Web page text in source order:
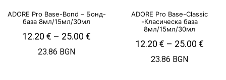
ADORE Pro Base-Bond – Бонд-
база 8мл/15мл/30мл
12.20 € – 25.00 €
23.86 BGN
ADORE Pro Base-Classic
-Класическа база
8мл/15мл/30мл
12.20 € – 25.00 €
23.86 BGN